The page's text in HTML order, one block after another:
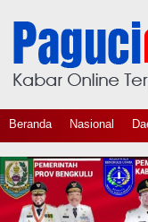
Beranda Nasional